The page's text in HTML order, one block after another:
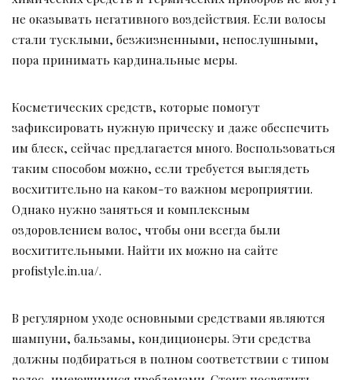
не оказывать негативного воздействия. Если волосы
стали тусклыми, безжизненными, непослушными,
пора принимать кардинальные меры.
Косметических средств, которые помогут
зафиксировать нужную прическу и даже обеспечить
им блеск, сейчас предлагается много. Воспользоваться
таким способом можно, если требуется выглядеть
восхитительно на каком-то важном мероприятии.
Однако нужно заняться и комплексным
оздоровлением волос, чтобы они всегда были
восхитительными. Найти их можно на сайте
profistyle.in.ua/.
В регулярном уходе основными средствами являются
шампуни, бальзамы, кондиционеры. Эти средства
должны подбираться в полном соответствии с типом